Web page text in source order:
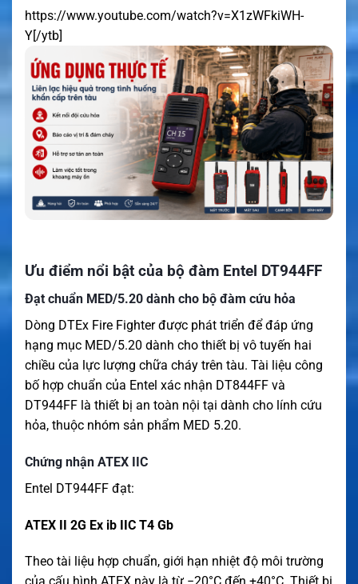
https://www.youtube.com/watch?v=X1zWFkiWH-
Y[/ytb]
Ưu điểm nổi bật của bộ đàm Entel DT944FF
Đạt chuẩn MED/5.20 dành cho bộ đàm cứu hỏa
Dòng DTEx Fire Fighter được phát triển để đáp ứng
hạng mục MED/5.20 dành cho thiết bị vô tuyến hai
chiều của lực lượng chữa cháy trên tàu. Tài liệu công
bố hợp chuẩn của Entel xác nhận DT844FF và
DT944FF là thiết bị an toàn nội tại dành cho lính cứu
hỏa, thuộc nhóm sản phẩm MED 5.20.
Chứng nhận ATEX IIC
Entel DT944FF đạt:
ATEX II 2G Ex ib IIC T4 Gb
Theo tài liệu hợp chuẩn, giới hạn nhiệt độ môi trường